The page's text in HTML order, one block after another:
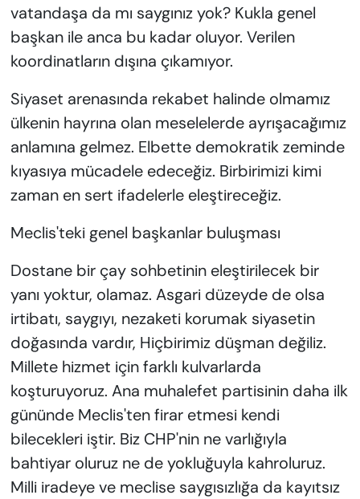
vatandaşa da mı saygınız yok? Kukla genel
başkan ile anca bu kadar oluyor. Verilen
koordinatların dışına çıkamıyor.
Siyaset arenasında rekabet halinde olmamız
ülkenin hayrına olan meselelerde ayrışacağımız
anlamına gelmez. Elbette demokratik zeminde
kıyasıya mücadele edeceğiz. Birbirimizi kimi
zaman en sert ifadelerle eleştireceğiz.
Meclis'teki genel başkanlar buluşması
Dostane bir çay sohbetinin eleştirilecek bir
yanı yoktur, olamaz. Asgari düzeyde de olsa
irtibatı, saygıyı, nezaketi korumak siyasetin
doğasında vardır, Hiçbirimiz düşman değiliz.
Millete hizmet için farklı kulvarlarda
koşturuyoruz. Ana muhalefet partisinin daha ilk
gününde Meclis'ten firar etmesi kendi
bilecekleri iştir. Biz CHP'nin ne varlığıyla
bahtiyar oluruz ne de yokluğuyla kahroluruz.
Milli iradeye ve meclise saygısızlığa da kayıtsız